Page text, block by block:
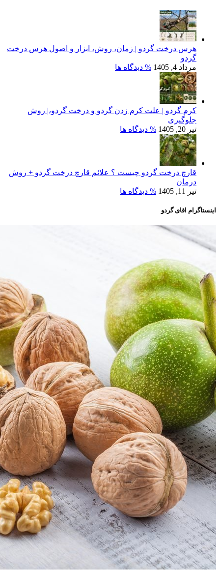
هرس درخت گردو | زمان، روش، ابزار و اصول هرس درخت
گردو
مرداد 4, 1405
% دیدگاه ها
کرم گردو | علت کرم زدن گردو و درخت گردو،| روش
جلوگیری
تیر 20, 1405
% دیدگاه ها
قارچ درخت گردو چیست ؟ علائم قارچ درخت گردو + روش
درمان
تیر 11, 1405
% دیدگاه ها
اینستاگرام اقای گردو